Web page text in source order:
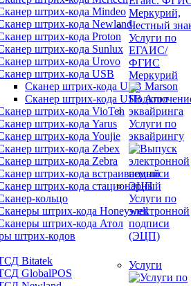
штрих-кода Mindeo
штрих-кода Newland
штрих-кода Proton
штрих-кода Sunlux
штрих-кода Urovo
штрих-кода USB
Сканер штрих-кода USB Marson
Сканер штрих-кода USB Атол
штрих-кода VioTeh
штрих-кода Yarus
штрих-кода Youjie
штрих-кода Zebex
штрих-кода Zebra
штрих-кода встраиваемый
штрих-кода стационарный
кольцо
штрих-кода Honeywell
штрих-кода Атол
штрих-кодов
Bitatek
GlobalPOS
Услуги по
ЕГАИС/
ФГИС
Меркурий
Услуги по
эквайрингу
Услуги по
электронной
подписи
(ЭЦП)
Услуги